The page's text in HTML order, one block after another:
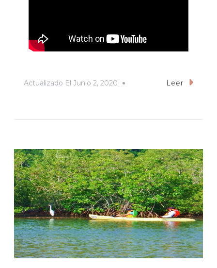
Actualizado El Junio 2, 2020 Leer